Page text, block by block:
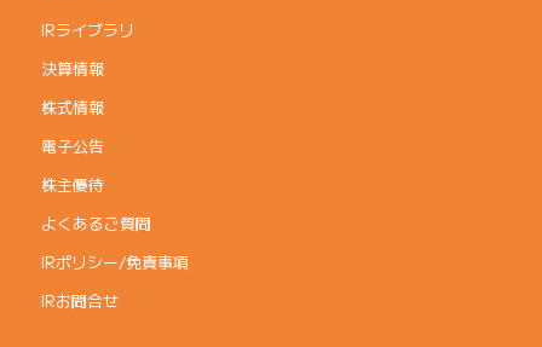
IRライブラリ
決算情報
株式情報
電子公告
株主優待
よくあるご質問
IRポリシー/免責事項
IRお問合せ